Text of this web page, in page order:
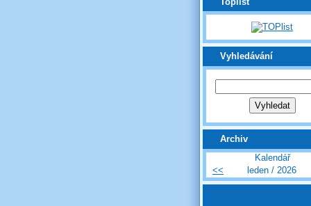
Vyhledávání
Archiv
Kalendář
<<
leden / 2026